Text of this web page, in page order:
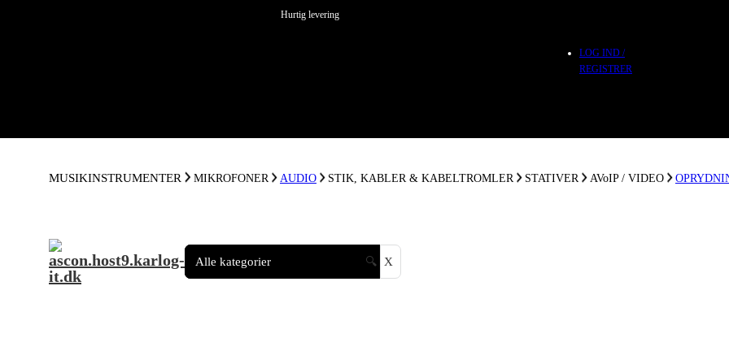
Hurtig levering
LOG IND /
REGISTRER
MUSIKINSTRUMENTER MIKROFONER AUDIO STIK, KABLER & KABELTROMLER STATIVER AVoIP / VIDEO
🔍 X